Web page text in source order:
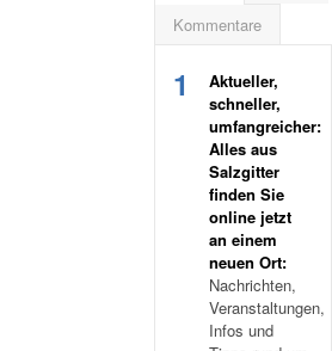
Kommentare
1
Aktueller,
schneller,
umfangreicher:
Alles aus
Salzgitter
finden Sie
online jetzt
an einem
neuen Ort:
Nachrichten,
Veranstaltungen,
Infos und